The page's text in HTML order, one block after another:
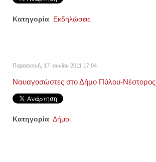
Κατηγορία Εκδηλώσεις
Παρασκευή, 17 Ιουνίου 2011 17:04
Ναυαγοσώστες στο Δήμο Πύλου-Νέστορος
Κατηγορία Δήμοι